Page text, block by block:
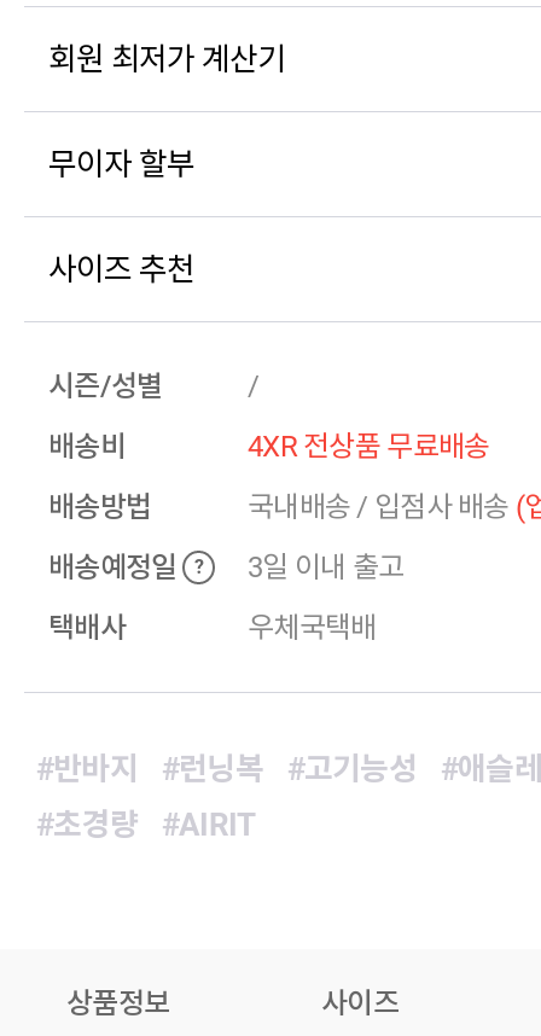
회원 최저가 계산기
무이자 할부
사이즈 추천
시즌/성별
/
배송비
4XR 전상품 무료배송
배송방법
국내배송 / 입점사 배송 (
배송예정일
?
3일 이내 출고
택배사
우체국택배
#반바지 #런닝복 #고기능성
#애슬
#초경량
#AIRIT
상품정보 사이즈